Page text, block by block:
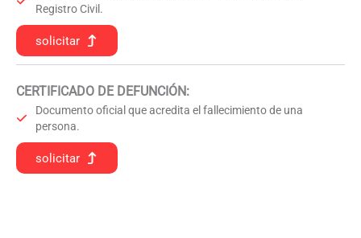
Registro Civil.
solicitar
CERTIFICADO DE DEFUNCIÓN:
Documento oficial que acredita el fallecimiento de una
persona.
solicitar